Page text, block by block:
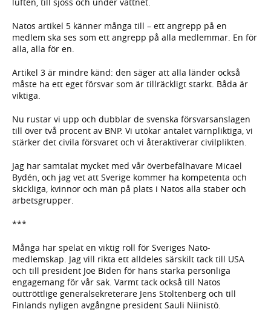
Natos artikel 5 känner många till – ett angrepp på en
medlem ska ses som ett angrepp på alla medlemmar. En för
alla, alla för en.
Artikel 3 är mindre känd: den säger att alla länder också
måste ha ett eget försvar som är tillräckligt starkt. Båda är
viktiga.
Nu rustar vi upp och dubblar de svenska försvarsanslagen
till över två procent av BNP. Vi utökar antalet värnpliktiga, vi
stärker det civila försvaret och vi återaktiverar civilplikten.
Jag har samtalat mycket med vår överbefälhavare Micael
Bydén, och jag vet att Sverige kommer ha kompetenta och
skickliga, kvinnor och män på plats i Natos alla staber och
arbetsgrupper.
***
Många har spelat en viktig roll för Sveriges Nato-
medlemskap. Jag vill rikta ett alldeles särskilt tack till USA
och till president Joe Biden för hans starka personliga
engagemang för vår sak. Varmt tack också till Natos
outtröttlige generalsekreterare Jens Stoltenberg och till
Finlands nyligen avgångne president Sauli Niinistö.